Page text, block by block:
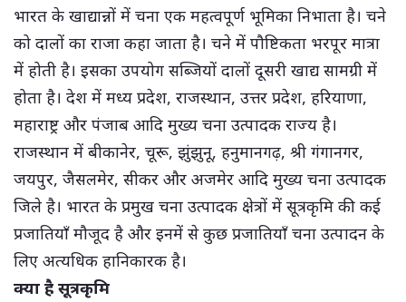
भारत के खाद्यान्नों में चना एक महत्वपूर्ण भूमिका निभाता है। चने
को दालों का राजा कहा जाता है। चने में पौष्टिकता भरपूर मात्रा
में होती है। इसका उपयोग सब्जियों दालों दूसरी खाद्य सामग्री में
होता है। देश में मध्य प्रदेश, राजस्थान, उत्तर प्रदेश, हरियाणा,
महाराष्ट्र और पंजाब आदि मुख्य चना उत्पादक राज्य है।
राजस्थान में बीकानेर, चूरू, झुंझुनू, हनुमानगढ़, श्री गंगानगर,
जयपुर, जैसलमेर, सीकर और अजमेर आदि मुख्य चना उत्पादक
जिले है। भारत के प्रमुख चना उत्पादक क्षेत्रों में सूत्रकृमि की कई
प्रजातियाँ मौजूद है और इनमें से कुछ प्रजातियाँ चना उत्पादन के
लिए अत्यधिक हानिकारक है।
क्या है सूत्रकृमि